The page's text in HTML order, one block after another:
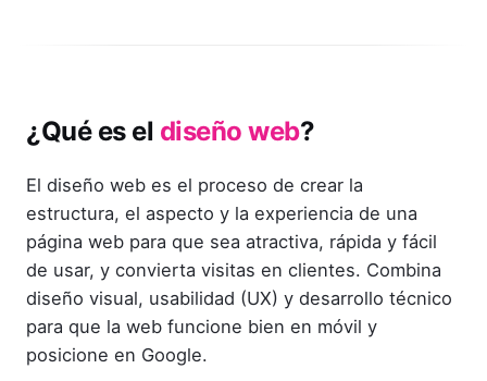
¿Qué es el diseño web?
El diseño web es el proceso de crear la
estructura, el aspecto y la experiencia de una
página web para que sea atractiva, rápida y fácil
de usar, y convierta visitas en clientes. Combina
diseño visual, usabilidad (UX) y desarrollo técnico
para que la web funcione bien en móvil y
posicione en Google.